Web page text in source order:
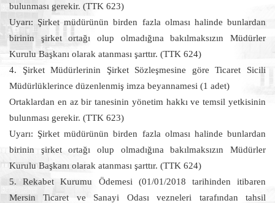
bulunması gerekir. (TTK 623)
Uyarı: Şirket müdürünün birden fazla olması halinde bunlardan
birinin şirket ortağı olup olmadığına bakılmaksızın Müdürler
Kurulu Başkanı olarak atanması şarttır. (TTK 624)
4. Şirket Müdürlerinin Şirket Sözleşmesine göre Ticaret Sicili
Müdürlüklerince düzenlenmiş imza beyannamesi (1 adet)
Ortaklardan en az bir tanesinin yönetim hakkı ve temsil yetkisinin
bulunması gerekir. (TTK 623)
Uyarı: Şirket müdürünün birden fazla olması halinde bunlardan
birinin şirket ortağı olup olmadığına bakılmaksızın Müdürler
Kurulu Başkanı olarak atanması şarttır. (TTK 624)
5. Rekabet Kurumu Ödemesi (01/01/2018 tarihinden itibaren
Mersin Ticaret ve Sanayi Odası vezneleri tarafından tahsil